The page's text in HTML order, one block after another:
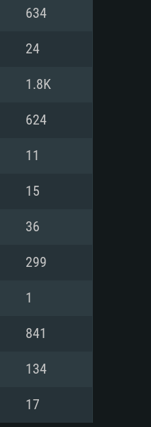
plus et
RX
avec
AMD
de
634
24
1.8K
624
11
15
36
299
1
841
134
17